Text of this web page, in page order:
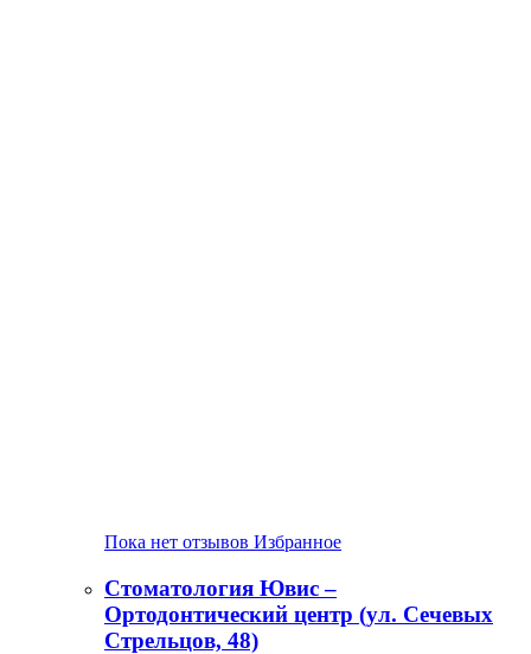
Пока нет отзывов Избранное
Стоматология Ювис –
Ортодонтический центр (ул. Сечевых
Стрельцов, 48)